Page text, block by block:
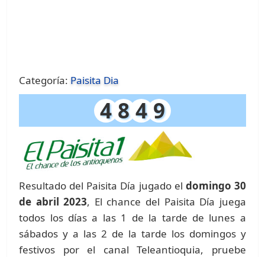
Categoría: Paisita Dia
4 8 4 9
Resultado del Paisita Día jugado el domingo 30
de abril 2023, El chance del Paisita Día juega
todos los días a las 1 de la tarde de lunes a
sábados y a las 2 de la tarde los domingos y
festivos por el canal Teleantioquia, pruebe